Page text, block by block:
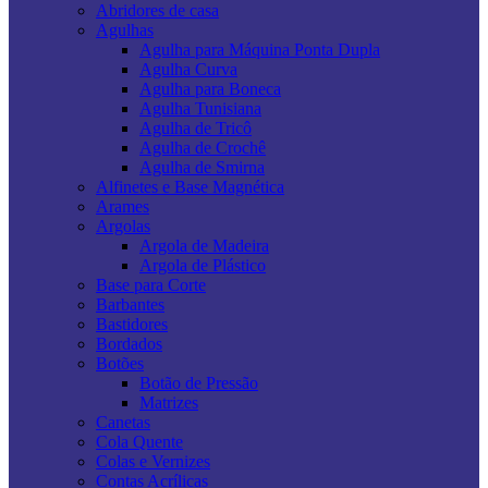
Abridores de casa
Agulhas
Agulha para Máquina Ponta Dupla
Agulha Curva
Agulha para Boneca
Agulha Tunisiana
Agulha de Tricô
Agulha de Crochê
Agulha de Smirna
Alfinetes e Base Magnética
Arames
Argolas
Argola de Madeira
Argola de Plástico
Base para Corte
Barbantes
Bastidores
Bordados
Botões
Botão de Pressão
Matrizes
Canetas
Cola Quente
Colas e Vernizes
Contas Acrílicas